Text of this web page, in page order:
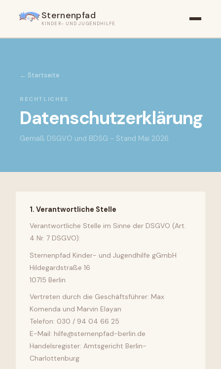
Sternenpfad
KINDER- UND JUGENDHILFE
← Startseite
RECHTLICHES
Datenschutzerklärung
Gemäß DSGVO und BDSG - Stand Mai 2026
1. Verantwortliche Stelle
Verantwortliche Stelle im Sinne der DSGVO (Art.
4 Nr. 7 DSGVO):
Sternenpfad Kinder- und Jugendhilfe gGmbH
Hildegardstraße 16
10715 Berlin
Vertreten durch die Geschäftsführer: Max
Komenda und Marvin Elayan
Telefon: 030 / 94 04 66 25
E-Mail: hilfe@sternenpfad-berlin.de
Handelsregister: Amtsgericht Berlin-
Charlottenburg